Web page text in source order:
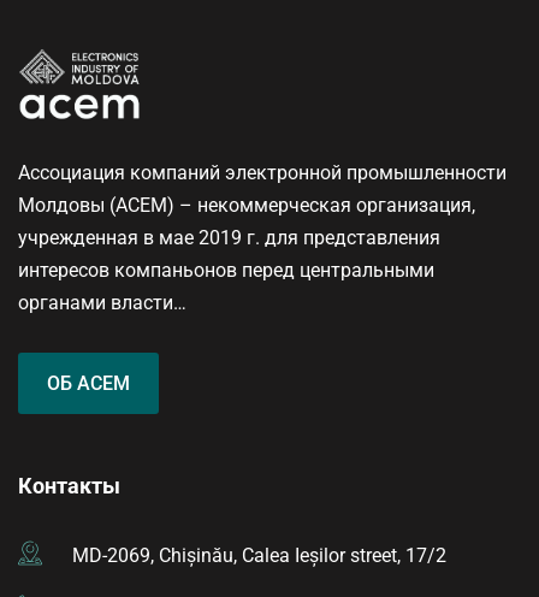
Ассоциация компаний электронной промышленности
Молдовы (ACEM) – некоммерческая организация,
учрежденная в мае 2019 г. для представления
интересов компаньонов перед центральными
органами власти…
ОБ ACEM
Контакты
MD-2069, Chișinău, Calea Ieșilor street, 17/2